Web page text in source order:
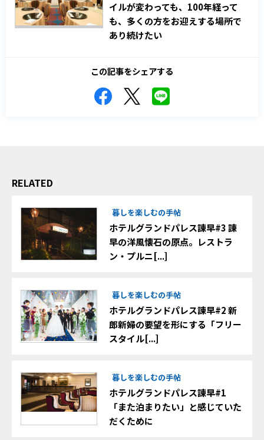
イルが変わっても、100年経って
も、多くの方をお迎えする場所で
あり続けたい
この記事をシェアする
RELATED
暮しを楽しむの手帖
ホテルグランドパレス諫早#3 諫
早の洋風懐石の原点。レストラ
ン・プルニ[...]
暮しを楽しむの手帖
ホテルグランドパレス諫早#2 新
郎新婦の要望を形にする「フリー
スタイル[...]
暮しを楽しむの手帖
ホテルグランドパレス諫早#1
「また泊まりたい」と感じていた
だくために